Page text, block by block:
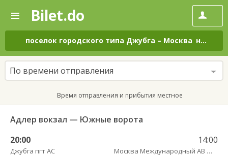
—
Поиск
и
покупка
билетов
на
автобус
онлайн
Bilet.do
поселок городского типа Джубга – Москва на все дни
По времени отправления
Время отправления и прибытия местное
Адлер вокзал — Южные ворота
20:00
Джубга пгт АС
14:00
Москва Международный АВ Южные Ворота